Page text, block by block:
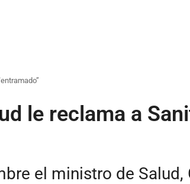
le reclama a
el ministro de